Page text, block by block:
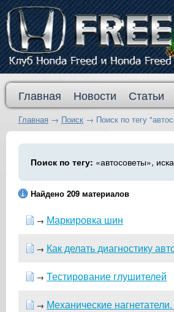
Главная Новости Статьи
Главная → Поиск → Поиск по тегу
Поиск по тегу: «автосоветы»,
Найдено 209 материалов
→ Маркировка шин
→ Как делать диагностику
→ Тестирование глушителей
→ Механические